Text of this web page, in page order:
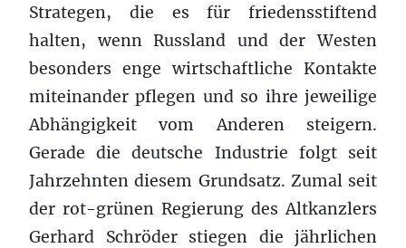
Strategen, die es für friedensstiftend
halten, wenn Russland und der Westen
besonders enge wirtschaftliche Kontakte
miteinander pflegen und so ihre jeweilige
Abhängigkeit vom Anderen steigern.
Gerade die deutsche Industrie folgt seit
Jahrzehnten diesem Grundsatz. Zumal seit
der rot-grünen Regierung des Altkanzlers
Gerhard Schröder stiegen die jährlichen